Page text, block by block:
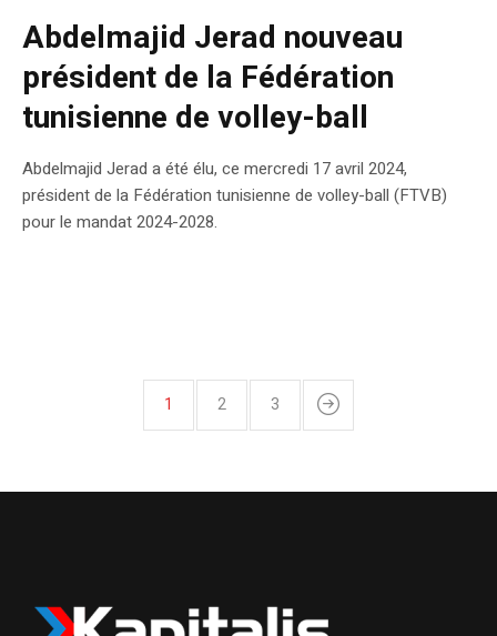
Abdelmajid Jerad nouveau
président de la Fédération
tunisienne de volley-ball
Abdelmajid Jerad a été élu, ce mercredi 17 avril 2024,
président de la Fédération tunisienne de volley-ball (FTVB)
pour le mandat 2024-2028.
1 2 3